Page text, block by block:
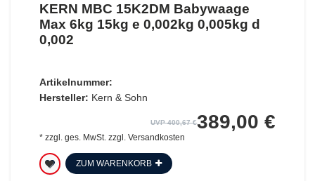
KERN MBC 15K2DM Babywaage
Max 6kg 15kg e 0,002kg 0,005kg d
0,002
Artikelnummer:
Hersteller: Kern & Sohn
UVP 400,67 €389,00 €
* zzgl. ges. MwSt.zzgl. Versandkosten
ZUM WARENKORB